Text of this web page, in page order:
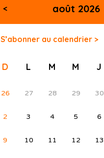
< août 2026
S’abonner au calendrier >
D L M M J
26 27 28 29 30
2 3 4 5 6
9 10 11 12 13